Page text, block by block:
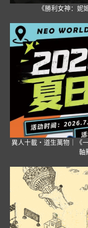
《勝利女神：妮
異人十載・道生萬物｜《
軸